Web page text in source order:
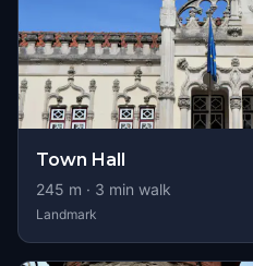
Town Hall
245 m · 3 min walk
Landmark